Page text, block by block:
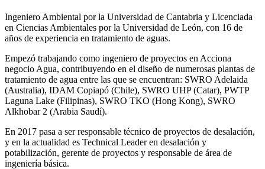
Ingeniero Ambiental por la Universidad de Cantabria y Licenciada
en Ciencias Ambientales por la Universidad de León, con 16 de
años de experiencia en tratamiento de aguas.
Empezó trabajando como ingeniero de proyectos en Acciona
negocio Agua, contribuyendo en el diseño de numerosas plantas de
tratamiento de agua entre las que se encuentran: SWRO Adelaida
(Australia), IDAM Copiapó (Chile), SWRO UHP (Catar), PWTP
Laguna Lake (Filipinas), SWRO TKO (Hong Kong), SWRO
Alkhobar 2 (Arabia Saudí).
En 2017 pasa a ser responsable técnico de proyectos de desalación,
y en la actualidad es Technical Leader en desalación y
potabilización, gerente de proyectos y responsable de área de
ingeniería básica.